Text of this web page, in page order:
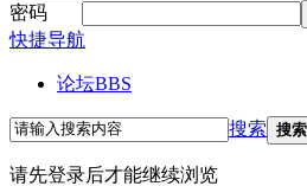
密码
快捷导航
论坛BBS
搜索 搜索
请先登录后才能继续浏览